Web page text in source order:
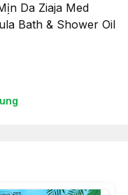
Da Ziaja Med
Bath & Shower Oil
hóa: Công ty